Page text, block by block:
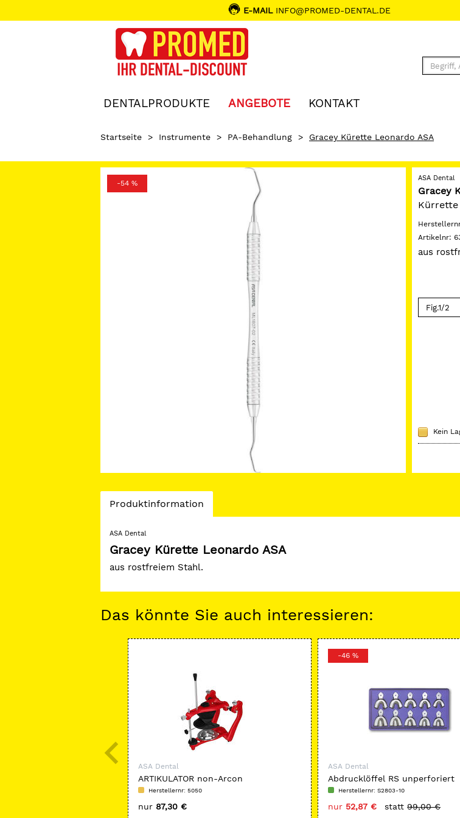
E-MAILINFO@PROMED-DENTAL.DE
DENTALPRODUKTE ANGEBOTE KONTAKT
Startseite > Instrumente > PA-Behandlung > Gracey Kürette Leonardo ASA
-54 %
ASA Dental
Gracey
Kürrette
Artikelnr:
aus
Kein
Current
Produktinformation
ASA Dental
Gracey Kürette Leonardo ASA
aus rostfreiem Stahl.
Das könnte Sie auch interessieren:
ASA Dental
ARTIKULATOR non-Arcon
Mittelwertartikulator
Herstellernr: 5050
nur 87,30 €
-46 %
ASA Dental
Abdrucklöffel RS unperforiert
Herstellernr: S2803-10
nur 52,87 € statt 99,00 €